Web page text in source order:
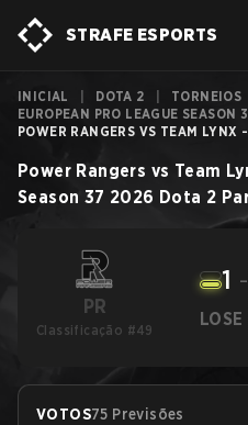
STRAFE ESPORTS
INICIAL DOTA 2 TORNEIOS
EUROPEAN PRO LEAGUE SEASON
POWER RANGERS VS TEAM
Power Rangers vs Team
Season 37 2026 Dota 2
PR
Classificação #49
LOSE
1 -
VOTOS75 Previsões